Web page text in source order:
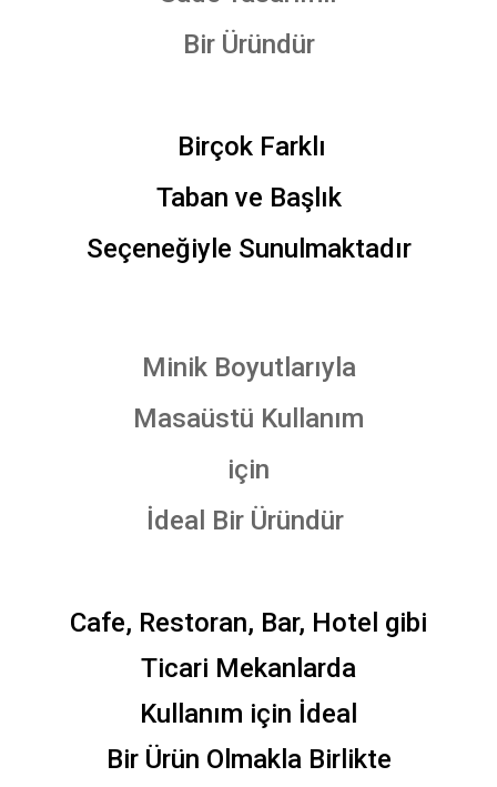
Bir Üründür
Birçok Farklı
Taban ve Başlık
Seçeneğiyle Sunulmaktadır
Minik Boyutlarıyla
Masaüstü Kullanım
için
İdeal Bir Üründür
Cafe, Restoran, Bar, Hotel gibi
Ticari Mekanlarda
Kullanım için İdeal
Bir Ürün Olmakla Birlikte